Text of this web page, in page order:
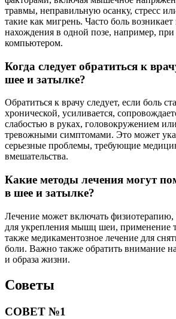
травмы, неправильную осанку, стресс
такие как мигрень. Часто боль возникает
нахождения в одной позе, например, при
компьютером.
Когда следует обратиться к
шее и затылке?
Обратиться к врачу следует, если боль
хронической, усиливается,
слабостью в руках, головокружением
тревожными симптомами. Это может
серьезные проблемы, требующие
вмешательства.
Какие методы лечения могут
в шее и затылке?
Лечение может включать
для укрепления мышц шеи, применение
также медикаментозное лечение для
боли. Важно также обратить внимание
и образа жизни.
Советы
СОВЕТ №1